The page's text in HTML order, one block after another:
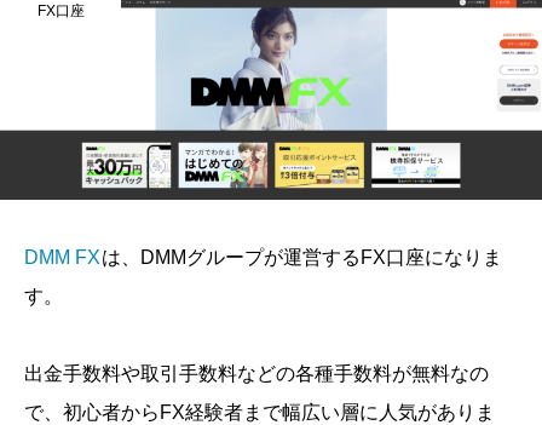
FX口座
DMM FXは、DMMグループが運営するFX口座になりま
す。
出金手数料や取引手数料などの各種手数料が無料なの
で、初心者からFX経験者まで幅広い層に人気がありま